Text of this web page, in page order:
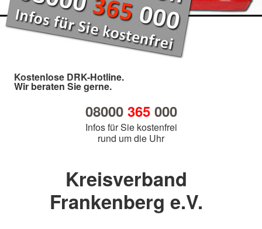
Kostenlose DRK-Hotline.
Wir beraten Sie gerne.
08000 365000
Infos für Sie kostenfrei
rund um die Uhr
Kreisverband
Frankenberg e.V.